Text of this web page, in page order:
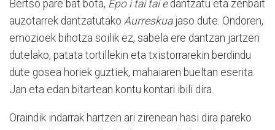
Bertso pare bat bota, Epo i tai tai edantzatu eta zenbait
auzotarrek dantzatutako Aurreskua jaso dute. Ondoren,
emozioek bihotza soilik ez, sabela ere dantzan jartzen
dutelako, patata tortillekin eta txistorrarekin berdindu
dute gosea horiek guztiek, mahaiaren bueltan eserita.
Jan eta edan bitartean kontu kontari ibili dira.
Oraindik indarrak hartzen ari zirenean hasi dira pareko